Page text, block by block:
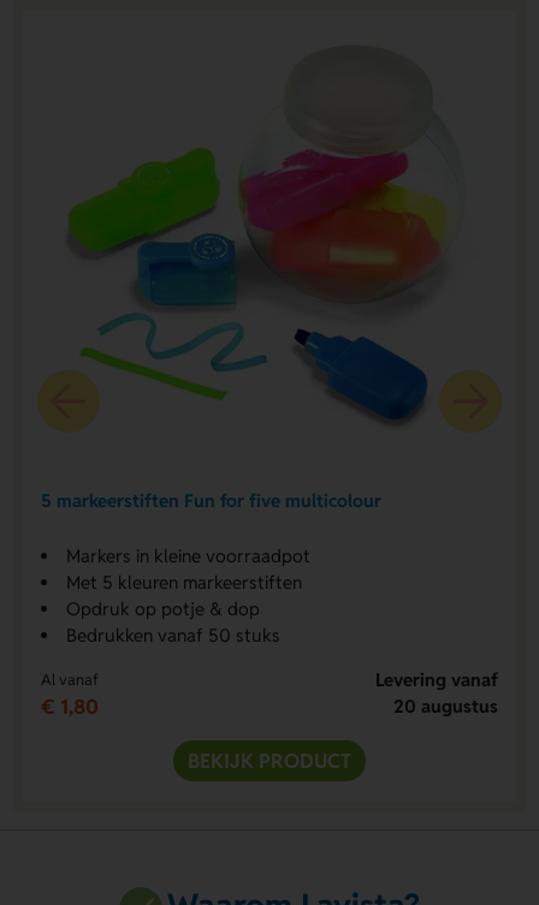
5 markeerstiften Fun for five multicolour
Markers in kleine voorraadpot
Met 5 kleuren markeerstiften
Opdruk op potje & dop
Bedrukken vanaf 50 stuks
Al vanaf
€ 1,80
Levering vanaf
20 augustus
BEKIJK PRODUCT